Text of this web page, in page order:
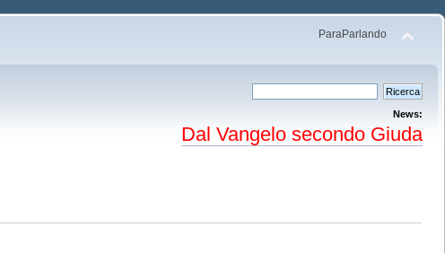
ParaParlando
News:
Dal Vangelo secondo Giuda